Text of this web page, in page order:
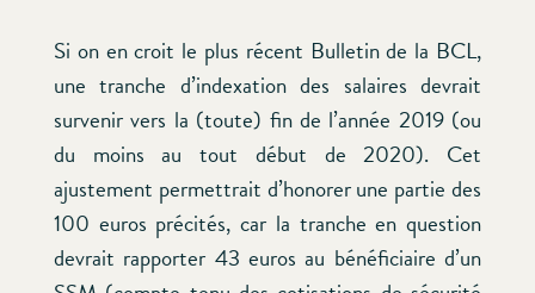
Si on en croit le plus récent Bulletin de la BCL,
une tranche d’indexation des salaires devrait
survenir vers la (toute) fin de l’année 2019 (ou
du moins au tout début de 2020). Cet
ajustement permettrait d’honorer une partie des
100 euros précités, car la tranche en question
devrait rapporter 43 euros au bénéficiaire d’un